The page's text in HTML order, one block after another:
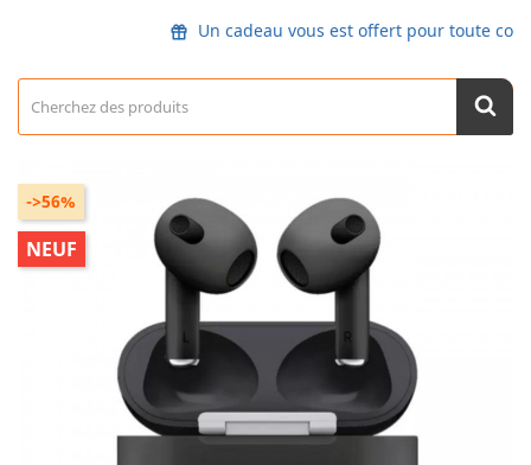
Un cadeau vous est offert pour toute
->56%
NEUF